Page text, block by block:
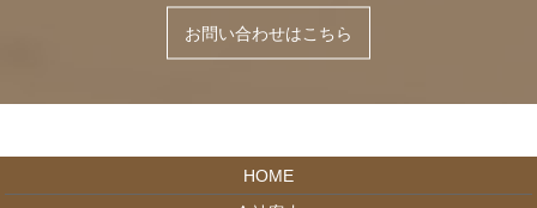
お問い合わせはこちら
HOME